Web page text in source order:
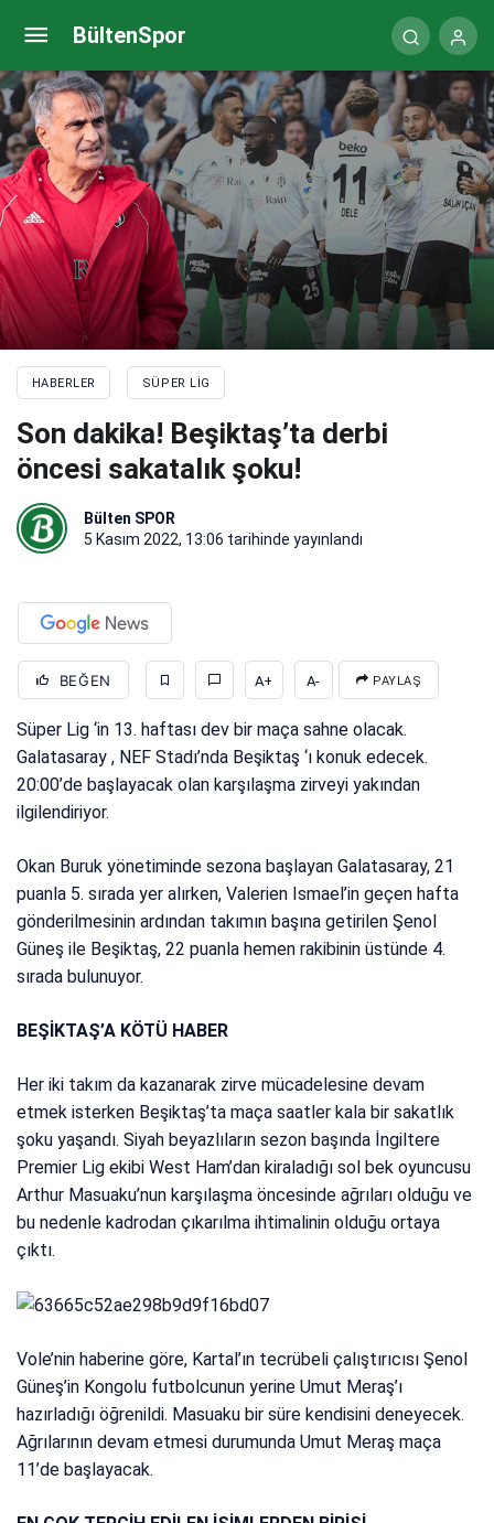
BültenSpor
HABERLER SÜPER LIG
Son dakika! Beşiktaş’ta derbi
öncesi sakatalık şoku!
Bülten SPOR
5 Kasım 2022, 13:06 tarihinde yayınlandı
BEĞEN A+ A- PAYLAŞ
Süper Lig ‘in 13. haftası dev bir maça sahne olacak.
Galatasaray , NEF Stadı’nda Beşiktaş ‘ı konuk edecek.
20:00’de başlayacak olan karşılaşma zirveyi yakından
ilgilendiriyor.
Okan Buruk yönetiminde sezona başlayan Galatasaray, 21
puanla 5. sırada yer alırken, Valerien Ismael’in geçen hafta
gönderilmesinin ardından takımın başına getirilen Şenol
Güneş ile Beşiktaş, 22 puanla hemen rakibinin üstünde 4.
sırada bulunuyor.
BEŞİKTAŞ’A KÖTÜ HABER
Her iki takım da kazanarak zirve mücadelesine devam
etmek isterken Beşiktaş’ta maça saatler kala bir sakatlık
şoku yaşandı. Siyah beyazlıların sezon başında İngiltere
Premier Lig ekibi West Ham’dan kiraladığı sol bek oyuncusu
Arthur Masuaku’nun karşılaşma öncesinde ağrıları olduğu ve
bu nedenle kadrodan çıkarılma ihtimalinin olduğu ortaya
çıktı.
Vole’nin haberine göre, Kartal’ın tecrübeli çalıştırıcısı Şenol
Güneş’in Kongolu futbolcunun yerine Umut Meraş’ı
hazırladığı öğrenildi. Masuaku bir süre kendisini deneyecek.
Ağrılarının devam etmesi durumunda Umut Meraş maça
11’de başlayacak.
Domenec Torrent sessizliğini bozdu!